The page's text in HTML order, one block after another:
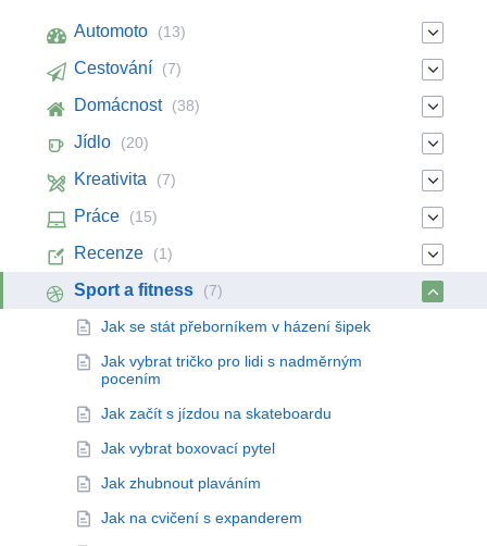
Automoto (13)
Cestování (7)
Domácnost (38)
Jídlo (20)
Kreativita (7)
Práce (15)
Recenze (1)
Sport a fitness (7)
Jak se stát přeborníkem v házení šipek
Jak vybrat tričko pro lidi s nadměrným
pocením
Jak začít s jízdou na skateboardu
Jak vybrat boxovací pytel
Jak zhubnout plaváním
Jak na cvičení s expanderem